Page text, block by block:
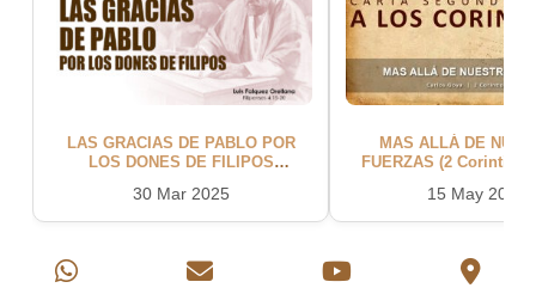
LAS GRACIAS DE PABLO POR
LOS DONES DE FILIPOS
Falquez
30 Mar 2025
MAS ALLÁ DE
FUERZAS (2 Corintios 1:1-11 ) |
15 May 2022